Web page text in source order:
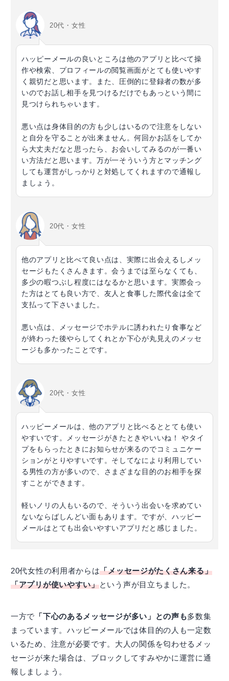
20代・女性
ハッピーメールの良いところは他のアプリと比べて操
作や検索、プロフィールの閲覧画面がとても使いやす
く親切だと思います。また、圧倒的に登録者の数が多
いのでお話し相手を見つけるだけでもあっという間に
見つけられちゃいます。
悪い点は身体目的の方も少しはいるので注意をしない
と自分を守ることが出来ません。何回かお話をしてか
ら大丈夫だなと思ったら、お会いしてみるのが一番い
い方法だと思います。万が一そういう方とマッチング
しても運営がしっかりと対処してくれますので通報し
ましょう。
20代・女性
他のアプリと比べて良い点は、実際に出会えるしメッ
セージもたくさんきます。会うまでは至らなくても、
多少の暇つぶし程度にはなるかと思います。実際会っ
た方はとても良い方で、友人と食事した際代金は全て
支払って下さいました。
悪い点は、メッセージでホテルに誘われたり食事など
が終わった後やらしてくれとか下心が丸見えのメッセ
ージも多かったことです。
20代・女性
ハッピーメールは、他のアプリと比べるととても使い
やすいです。メッセージがきたときやいいね！ やタイ
プをもらったときにお知らせが来るのでコミュニケー
ションがとりやすいです。そしてなにより利用してい
る男性の方が多いので、さまざまな目的のお相手を探
すことができます。
軽いノリの人もいるので、そういう出会いを求めてい
ないならばしんどい面もあります。ですが、ハッピー
メールはとても出会いやすいアプリだと感じました。
20代女性の利用者からは「メッセージがたくさん来る」
「アプリが使いやすい」という声が目立ちました。
一方で 「下心のあるメッセージが多い」との声も多数集
まっています。ハッピーメールでは体目的の人も一定数
いるため、注意が必要です。大人の関係を匂わせるメッ
セージが来た場合は、ブロックしてすみやかに運営に通
報しましょう。